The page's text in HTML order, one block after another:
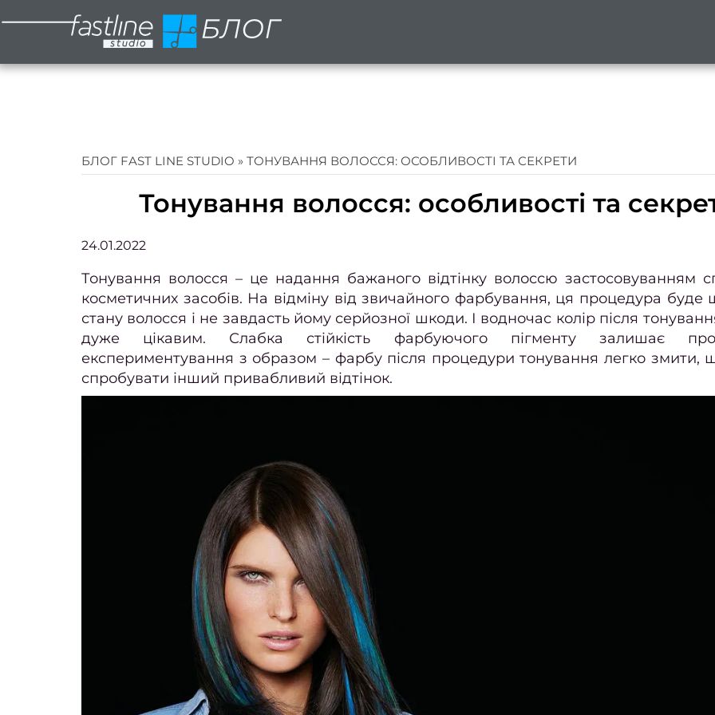
БЛОГ FAST LINE STUDIO » ТОНУВАННЯ ВОЛОССЯ: ОСОБЛИВОСТІ ТА СЕКРЕТИ
Тонування волосся: особливості та
24.01.2022
Тонування волосся – це надання бажаного відтінку волоссю застосовуванням
косметичних засобів. На відміну від звичайного фарбування, ця процедура
стану волосся і не завдасть йому серйозної шкоди. І водночас колір після
дуже цікавим. Слабка стійкість фарбуючого пігменту залишає
експериментування з образом – фарбу після процедури тонування легко змити,
спробувати інший привабливий відтінок.